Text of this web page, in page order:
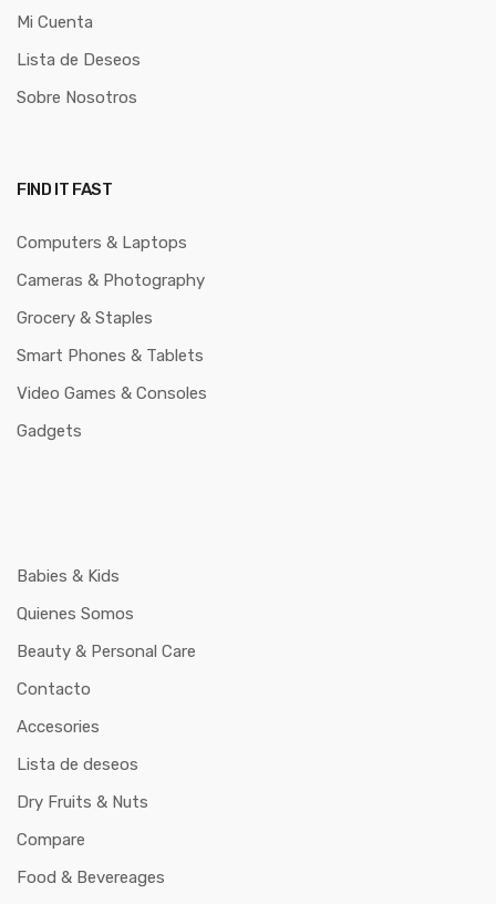
Mi Cuenta
Lista de Deseos
Sobre Nosotros
FIND IT FAST
Computers & Laptops
Cameras & Photography
Grocery & Staples
Smart Phones & Tablets
Video Games & Consoles
Gadgets
Babies & Kids
Quienes Somos
Beauty & Personal Care
Contacto
Accesories
Lista de deseos
Dry Fruits & Nuts
Compare
Food & Bevereages